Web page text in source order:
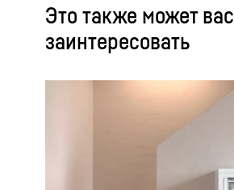
Это также может вас
заинтересовать